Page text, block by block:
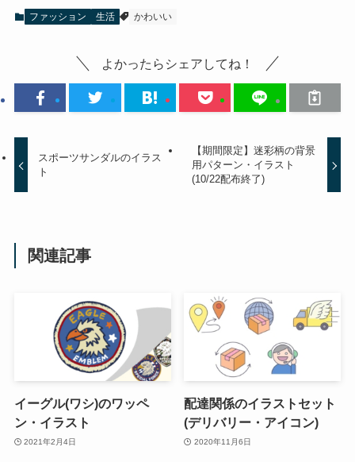
ファッション 生活 かわいい
よかったらシェアしてね！
スポーツサンダルのイラス
ト
【期間限定】迷彩柄の背景
用パターン・イラスト
(10/22配布終了)
関連記事
イーグル(ワシ)のワッペ
ン・イラスト
2021年2月4日
配達関係のイラストセット
(デリバリー・アイコン)
2020年11月6日